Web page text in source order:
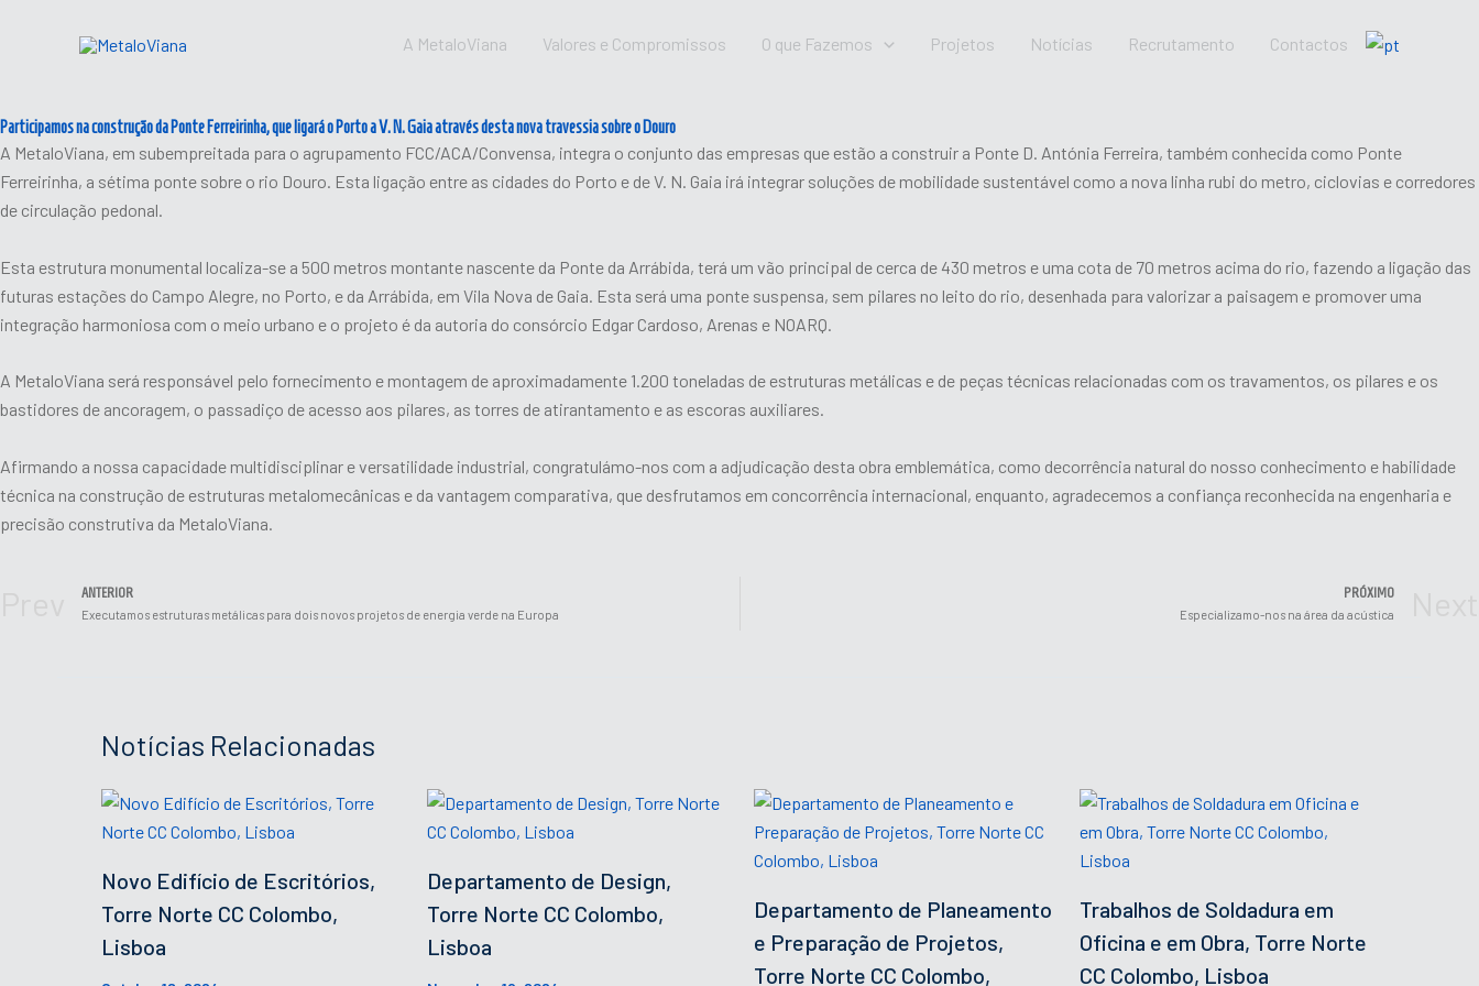
A MetaloViana Valores e Compromissos O que Fazemos Projetos Notícias Recrutamento Contactos
Participamos na construção da Ponte Ferreirinha, que ligará o Porto a V. N. Gaia através desta nova travessia sobre o Douro
A MetaloViana, em subempreitada para o agrupamento FCC/ACA/Convensa, integra o conjunto das empresas que estão a construir a Ponte D. Antónia Ferreira, também conhecida como Ponte
Ferreirinha, a sétima ponte sobre o rio Douro. Esta ligação entre as cidades do Porto e de V. N. Gaia irá integrar soluções de mobilidade sustentável como a nova linha rubi do metro, ciclovias e corredores
de circulação pedonal.
Esta estrutura monumental localiza-se a 500 metros montante nascente da Ponte da Arrábida, terá um vão principal de cerca de 430 metros e uma cota de 70 metros acima do rio, fazendo a ligação das
futuras estações do Campo Alegre, no Porto, e da Arrábida, em Vila Nova de Gaia. Esta será uma ponte suspensa, sem pilares no leito do rio, desenhada para valorizar a paisagem e promover uma
integração harmoniosa com o meio urbano e o projeto é da autoria do consórcio Edgar Cardoso, Arenas e NOARQ.
A MetaloViana será responsável pelo fornecimento e montagem de aproximadamente 1.200 toneladas de estruturas metálicas e de peças técnicas relacionadas com os travamentos, os pilares e os
bastidores de ancoragem, o passadiço de acesso aos pilares, as torres de atirantamento e as escoras auxiliares.
Afirmando a nossa capacidade multidisciplinar e versatilidade industrial, congratulámo-nos com a adjudicação desta obra emblemática, como decorrência natural do nosso conhecimento e habilidade
técnica na construção de estruturas metalomecânicas e da vantagem comparativa, que desfrutamos em concorrência internacional, enquanto, agradecemos a confiança reconhecida na engenharia e
precisão construtiva da MetaloViana.
ANTERIOR
Executamos estruturas metálicas para dois novos projetos de energia verde na Europa
PRÓXIMO
Especializamo-nos na área da acústica
Notícias Relacionadas
Novo Edifício de Escritórios,
Torre Norte CC Colombo,
Lisboa
Departamento de Design,
Torre Norte CC Colombo,
Lisboa
Departamento de Planeamento
e Preparação de Projetos,
Torre Norte CC Colombo,
Trabalhos de Soldadura em
Oficina e em Obra, Torre Norte
CC Colombo, Lisboa